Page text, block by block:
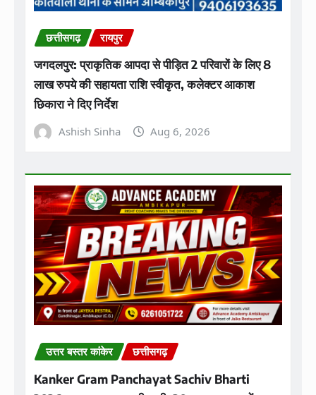
छत्तीसगढ़ रायपुर
जगदलपुर: प्राकृतिक आपदा से पीड़ित 2 परिवारों के लिए 8
लाख रुपये की सहायता राशि स्वीकृत, कलेक्टर आकाश
छिकारा ने दिए निर्देश
Ashish Sinha Aug 6, 2026
उत्तर बस्तर कांकेर छत्तीसगढ़
Kanker Gram Panchayat Sachiv Bharti